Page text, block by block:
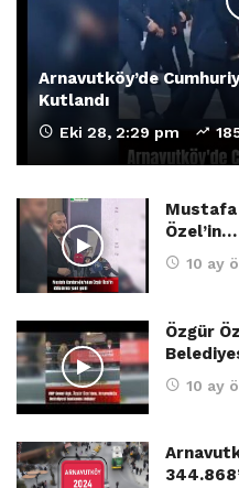
Arnavutköy’de
Kutlandı
Eki 28, 2:29 pm
Mustafa
Özel’in…
10 ay
Özgür
10 ay